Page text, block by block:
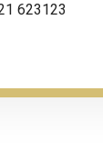
623123